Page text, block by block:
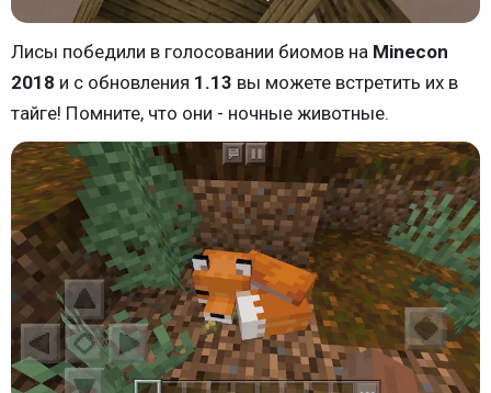
Лисы победили в голосовании биомов на Minecon
2018 и с обновления 1.13 вы можете встретить их в
тайге! Помните, что они - ночные животные.